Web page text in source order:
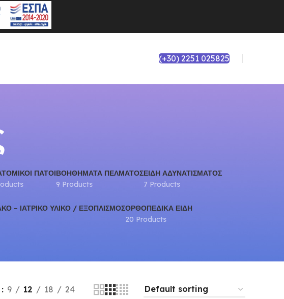
(+30) 2251 025825
ΠΆΤΟΙΒΟΗΘΉΜΑΤΑ ΠΈΛΜΑΤΟΣ
9 Products
ΕΊΔΗ ΑΔΥΝΑΤΊΣΜΑΤΟΣ
7 Products
– ΙΑΤΡΙΚΌ ΥΛΙΚΌ / ΕΞΟΠΛΙΣΜΌΣΟΡΘΟΠΕΔΙΚΆ ΕΊΔΗ
20 Products
9 12 18 24